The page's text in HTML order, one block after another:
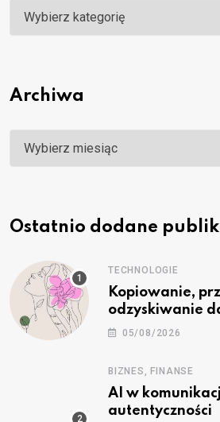
Kategorie
Archiwa
Archiwa
Ostatnio dodane
TECHNOLOGIE
Kopiowanie,
odzyskiwanie
05/08/2026
BIZNES, FINANSE
AI w
autentyczności